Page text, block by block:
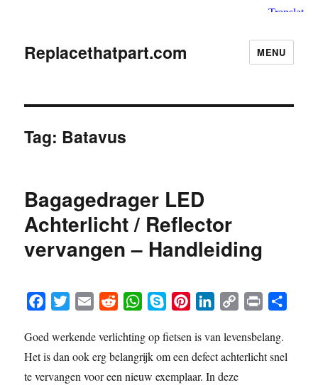
Replacethatpart.com MENU
Tag: Batavus
Bagagedrager LED
Achterlicht / Reflector
vervangen – Handleiding
c
e
b
i
t
t
a
i
l
d
d
i
W
a
t
s
y
p
e
n
t
e
n
k
e
p
y
i
n
Goed werkende verlichting op fietsen is van levensbelang.
Het is dan ook erg belangrijk om een defect achterlicht snel
te vervangen voor een nieuw exemplaar. In deze